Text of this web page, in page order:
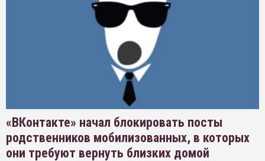
«ВКонтакте» начал блокировать посты
родственников мобилизованных, в которых
они требуют вернуть близких домой